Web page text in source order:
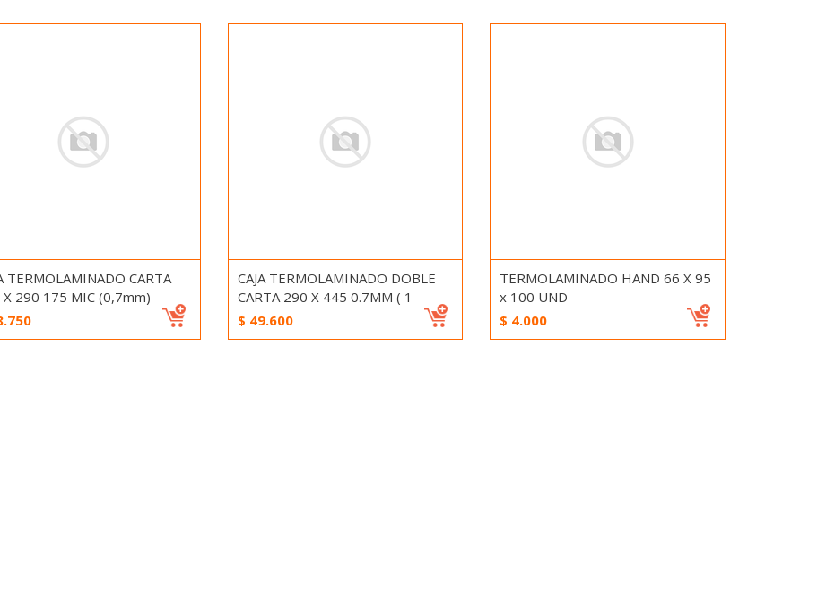
TERMOLAMINADO CARTA
X 290 175 MIC (0,7mm)
CAJA TERMOLAMINADO DOBLE
CARTA 290 X 445 0.7MM ( 1
$ 49.600
TERMOLAMINADO HAND 66 X 95
x 100 UND
$ 4.000